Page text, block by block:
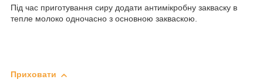
Під час приготування сиру додати антимікробну закваску в
тепле молоко одночасно з основною закваскою.
Приховати